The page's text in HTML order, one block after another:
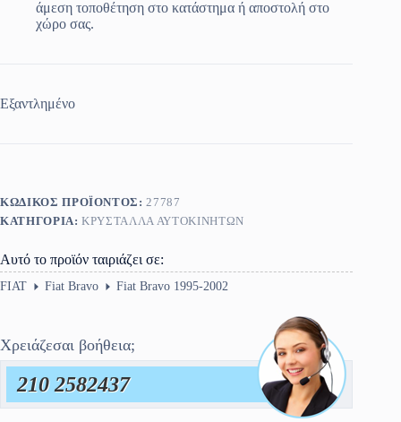
άμεση τοποθέτηση στο κατάστημα ή αποστολή στο
χώρο σας.
Εξαντλημένο
ΚΩΔΙΚΌΣ ΠΡΟΪΌΝΤΟΣ: 27787
ΚΑΤΗΓΟΡΊΑ:ΚΡΎΣΤΑΛΛΑ ΑΥΤΟΚΙΝΉΤΩΝ
Αυτό το προϊόν ταιριάζει σε:
FIAT Fiat Bravo Fiat Bravo 1995-2002
Χρειάζεσαι βοήθεια;
210 2582437